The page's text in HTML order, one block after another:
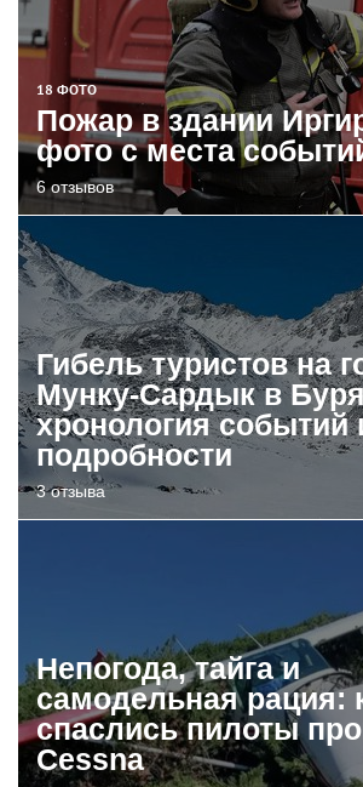
18 ФОТО
Пожар в здании
фото с места
6 отзывов
Гибель туристов на
Мунку-Сардык в
хронология событий
подробности
3 отзыва
Непогода, тайга и
самодельная рация:
спаслись пилоты
Cessna